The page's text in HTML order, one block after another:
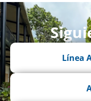
Línea